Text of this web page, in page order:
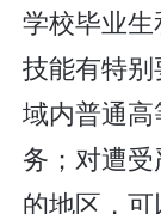
学校毕业
技能有特
域内普通
务；对遭
的地区，可